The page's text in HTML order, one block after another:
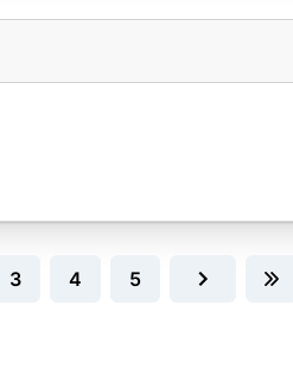
3 4 5